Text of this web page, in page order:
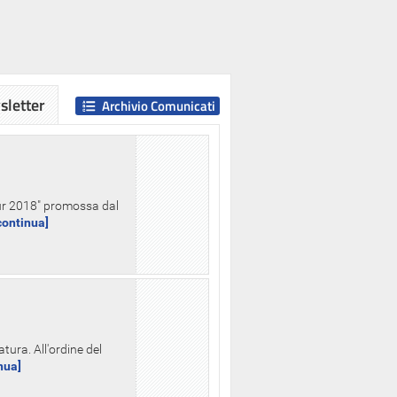
2018" promossa dal
All'ordine del
Archivio Comunicati